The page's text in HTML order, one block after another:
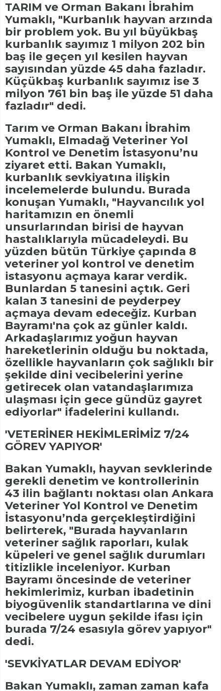
TARIM ve Orman Bakanı İbrahim
Yumaklı, "Kurbanlık hayvan arzında
bir problem yok. Bu yıl büyükbaş
kurbanlık sayımız 1 milyon 202 bin
baş ile geçen yıl kesilen hayvan
sayısından yüzde 45 daha fazladır.
Küçükbaş kurbanlık sayımız ise 3
milyon 761 bin baş ile yüzde 51 daha
fazladır" dedi.
Tarım ve Orman Bakanı İbrahim
Yumaklı, Elmadağ Veteriner Yol
Kontrol ve Denetim İstasyonu’nu
ziyaret etti. Bakan Yumaklı,
kurbanlık sevkiyatına ilişkin
incelemelerde bulundu. Burada
konuşan Yumaklı, "Hayvancılık yol
haritamızın en önemli
unsurlarından birisi de hayvan
hastalıklarıyla mücadeleydi. Bu
yüzden bütün Türkiye çapında 8
veteriner yol kontrol ve denetim
istasyonu açmaya karar verdik.
Bunlardan 5 tanesini açtık. Geri
kalan 3 tanesini de peyderpey
açmaya devam edeceğiz. Kurban
Bayramı'na çok az günler kaldı.
Arkadaşlarımız yoğun hayvan
hareketlerinin olduğu bu noktada,
özellikle hayvanların çok sağlıklı bir
şekilde dini vecibelerini yerine
getirecek olan vatandaşlarımıza
ulaşması için gece gündüz gayret
ediyorlar" ifadelerini kullandı.
'VETERİNER HEKİMLERİMİZ 7/24
GÖREV YAPIYOR'
Bakan Yumaklı, hayvan sevklerinde
gerekli denetim ve kontrollerinin
43 ilin bağlantı noktası olan Ankara
Veteriner Yol Kontrol ve Denetim
İstasyonu’nda gerçekleştirdiğini
belirterek, "Burada hayvanların
veteriner sağlık raporları, kulak
küpeleri ve genel sağlık durumları
titizlikle inceleniyor. Kurban
Bayramı öncesinde de veteriner
hekimlerimiz, kurban ibadetinin
biyogüvenlik standartlarına ve dini
vecibelere uygun şekilde ifası için
burada 7/24 esasıyla görev yapıyor"
dedi.
'SEVKİYATLAR DEVAM EDİYOR'
Bakan Yumaklı, zaman zaman kafa